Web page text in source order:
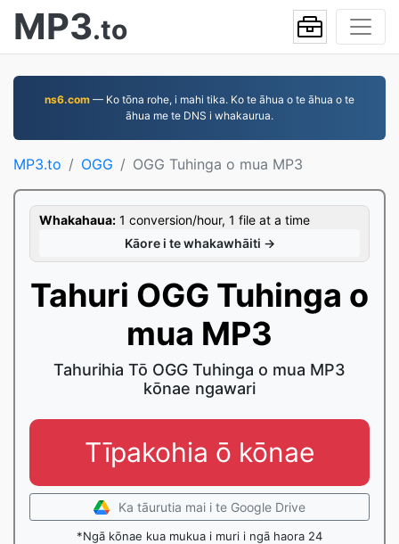
MP3.to
ns6.com — Ko tōna rohe, i mahi tika. Ko te āhua o te āhua o te
āhua me te DNS i whakaurua.
MP3.to OGG OGG Tuhinga o mua MP3
Whakahaua: 1 conversion/hour, 1 file at a time
Kāore i te whakawhāiti →
Tahuri OGG Tuhinga o
mua MP3
Tahurihia Tō OGG Tuhinga o mua MP3
kōnae ngawari
Tīpakohia ō kōnae
Ka tāurutia mai i te Google Drive
*Ngā kōnae kua mukua i muri i ngā haora 24